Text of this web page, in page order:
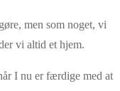
men som noget, vi
vi altid et hjem.
I nu er færdige med at